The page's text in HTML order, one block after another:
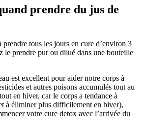
prendre du jus de
prendre tous les jours en cure d’environ 3
le prendre pur ou dilué dans une bouteille
est excellent pour aider notre corps à
et autres poisons accumulés tout au
en hiver, car le corps a tendance à
à éliminer plus difficilement en hiver),
votre cure detox avec l’arrivée du